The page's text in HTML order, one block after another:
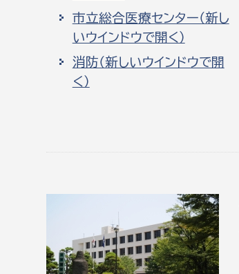
市立総合医療センター（新し
いウインドウで開く）
消防（新しいウインドウで開
く）